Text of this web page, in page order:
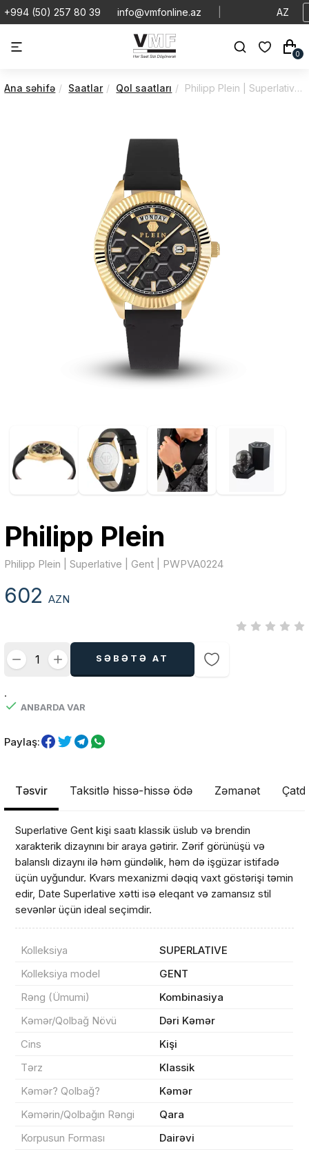
+994 (50) 257 80 39 info@vmfonline.az AZ
0
Ana səhifə Saatlar Qol saatları Philipp Plein | Superlative | Gent | PWPVA0224
Philipp Plein
Philipp Plein | Superlative | Gent | PWPVA0224
602AZN
SƏBƏTƏ AT
.
ANBARDA VAR
Paylaş:
Təsvir Taksitlə hissə-hissə ödə Zəmanət
Superlative Gent kişi saatı klassik üslub və brendin
xarakterik dizaynını bir araya gətirir. Zərif görünüşü və
balanslı dizaynı ilə həm gündəlik, həm də işgüzar istifadə
üçün uyğundur. Kvars mexanizmi dəqiq vaxt göstərişi təmin
edir, Date Superlative xətti isə eleqant və zamansız stil
sevənlər üçün ideal seçimdir.
Kolleksiya
SUPERLATIVE
Kolleksiya model
GENT
Rəng (Ümumi)
Kombinasiya
Kəmər/Qolbağ Növü
Dəri Kəmər
Cins
Kişi
Tərz
Klassik
Kəmər? Qolbağ?
Kəmər
Kəmərin/Qolbağın Rəngi
Qara
Korpusun Forması
Dairəvi
Məhsul(lar) səbətə əlavə edildi
Sifarişin detalları
Məhsul toplam(0)
Endirim